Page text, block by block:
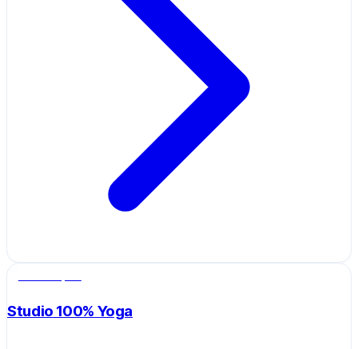
Studio 100% Yoga